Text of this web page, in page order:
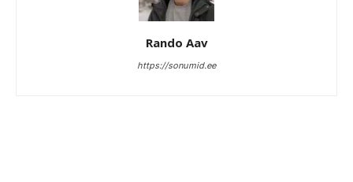
Rando Aav
https://sonumid.ee